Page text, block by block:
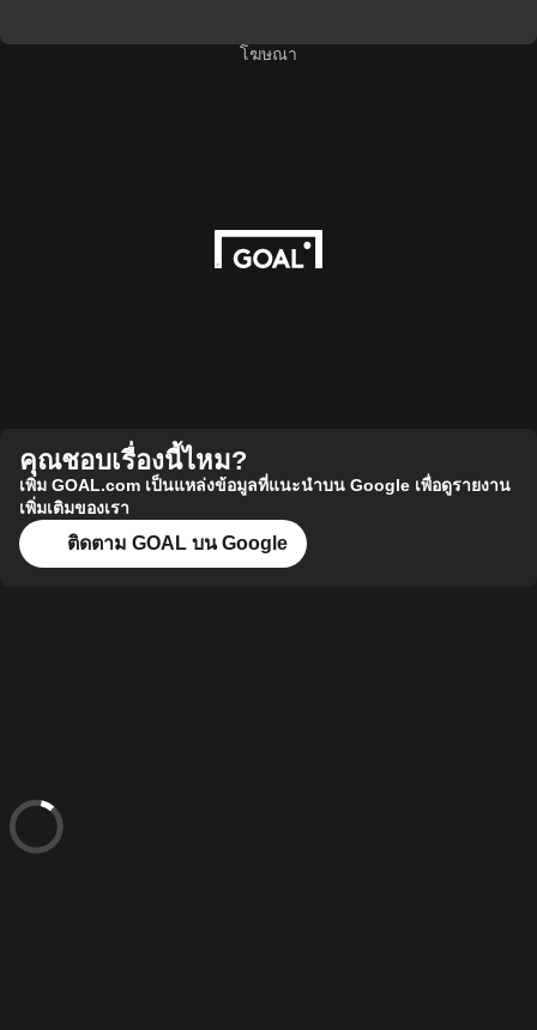
โฆษณา
คุณชอบเรื่องนี้ไหม?
เพิ่ม GOAL.com เป็นแหล่งข้อมูลที่แนะนำบน Google เพื่อดูรายงาน
เพิ่มเติมของเรา
ติดตาม GOAL บน Google